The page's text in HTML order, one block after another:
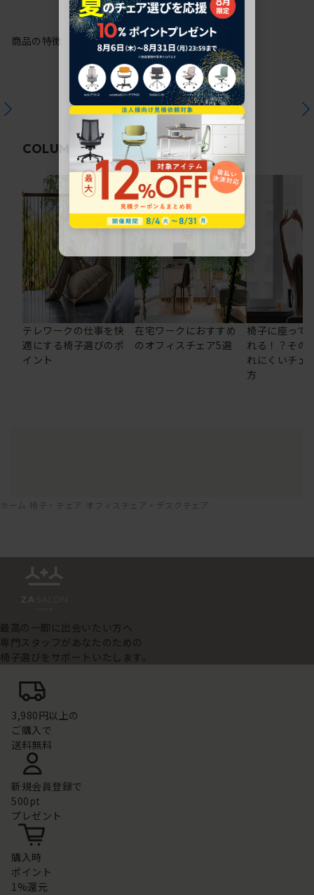
商品の特徴
COLUMN 関連コラム
テレワークの仕事を快
適にする椅子選びのポ
イント
在宅ワークにおすすめ
のオフィスチェア5選
椅子に座って
れる！？その
れにくいチェ
方
ホーム 椅子・チェア オフィスチェア・デスクチェア
最高の一脚に出会いたい方へ
専門スタッフがあなたのための
椅子選びをサポートいたします。
3,980円以上の
ご購入で
送料無料
新規会員登録で
500pt
プレゼント
購入時
ポイント
1%還元